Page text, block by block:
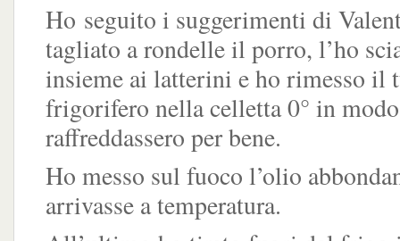
Ho seguito i suggerimenti di
tagliato a rondelle il porro, l’ho
insieme ai latterini e ho rimesso il
frigorifero nella celletta 0° in
raffreddassero per bene.
Ho messo sul fuoco l’olio
arrivasse a temperatura.